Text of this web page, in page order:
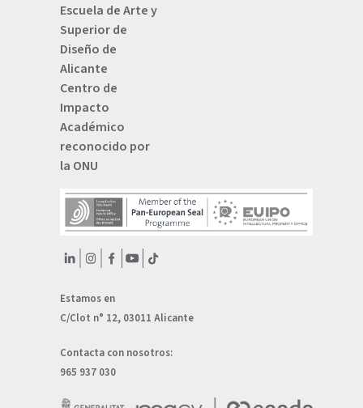
Escuela de Arte y
Superior de
Diseño de
Alicante
Centro de
Impacto
Académico
reconocido por
la ONU
Estamos en
C/Clot n° 12, 03011 Alicante
Contacta con nosotros:
965 937 030